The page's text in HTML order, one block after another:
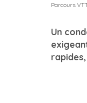
Parcours
Un